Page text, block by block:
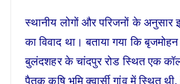
स्थानीय लोगों और परिजनों के
का विवाद था। बताया गया कि
बुलंदशहर के चांदपुर रोड स्थित एक
पैतृक कृषि भूमि क्वार्सी गांव में स्थित